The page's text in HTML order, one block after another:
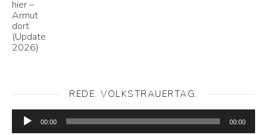
REDE. VOLKSTRAUERTAG.
Audio-
Player
00:00 00:00